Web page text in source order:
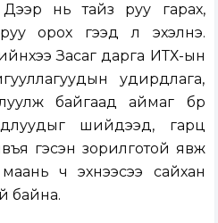
Дээр нь тайз руу гарах,
орох гээд л эхэлнэ.
Засаг дарга ИТХ-ын
удирдлага,
байгаад аймаг бүр
шийдээд, гарц
гэсэн зорилготой явж
ч эхнээсээ сайхан
байна.